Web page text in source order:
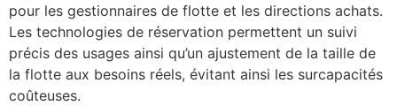
pour les gestionnaires de flotte et les directions achats.
Les technologies de réservation permettent un suivi
précis des usages ainsi qu’un ajustement de la taille de
la flotte aux besoins réels, évitant ainsi les surcapacités
coûteuses.